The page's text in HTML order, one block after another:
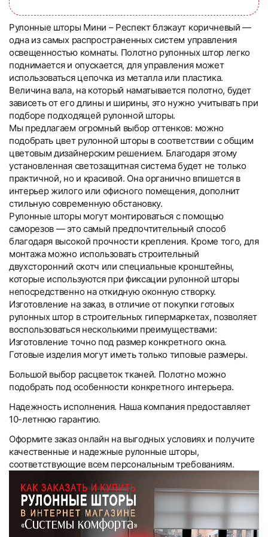
Рулонные шторы Мини – Респект блэкаут коричневый —
одна из самых распространенных систем управления
освещенностью комнаты. Полотно рулонных штор легко
поднимается и опускается, для управления может
использоваться цепочка из металла или пластика.
Величина вала, на который наматывается полотно, будет
зависеть от его длины и ширины, это нужно учитывать при
подборе подходящей рулонной шторы.
Мы предлагаем огромный выбор оттенков: можно
подобрать цвет рулонной шторы в соответствии с общим
цветовым дизайнерским решением. Благодаря этому
установленная светозащитная система будет не только
практичной, но и красивой. Она органично впишется в
интерьер жилого или офисного помещения, дополнит
стильную современную обстановку.
Рулонные шторы могут монтироваться с помощью
саморезов — это самый предпочтительный способ
благодаря высокой прочности крепления. Кроме того, для
монтажа можно использовать строительный
двухсторонний скотч или специальные кронштейны,
которые используются при фиксации рулонной шторы
непосредственно на откидную оконную створку.
Изготовление на заказ, в отличие от покупки готовых
рулонных штор в строительных гипермаркетах, позволяет
воспользоваться несколькими преимуществами:
Изготовление точно под размер конкретного окна.
Готовые изделия могут иметь только типовые размеры.
Большой выбор расцветок тканей. Полотно можно
подобрать под особенности конкретного интерьера.
Надежность исполнения. Наша компания предоставляет
10-летнюю гарантию.
Оформите заказ онлайн на выгодных условиях и получите
качественные и надежные рулонные шторы,
соответствующие всем персональным требованиям.